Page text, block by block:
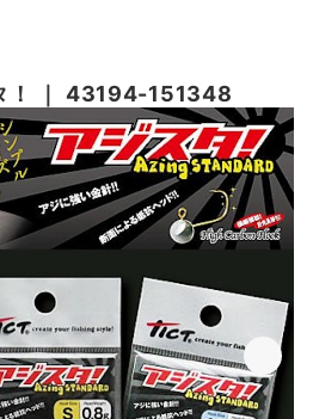
‎43194-151348